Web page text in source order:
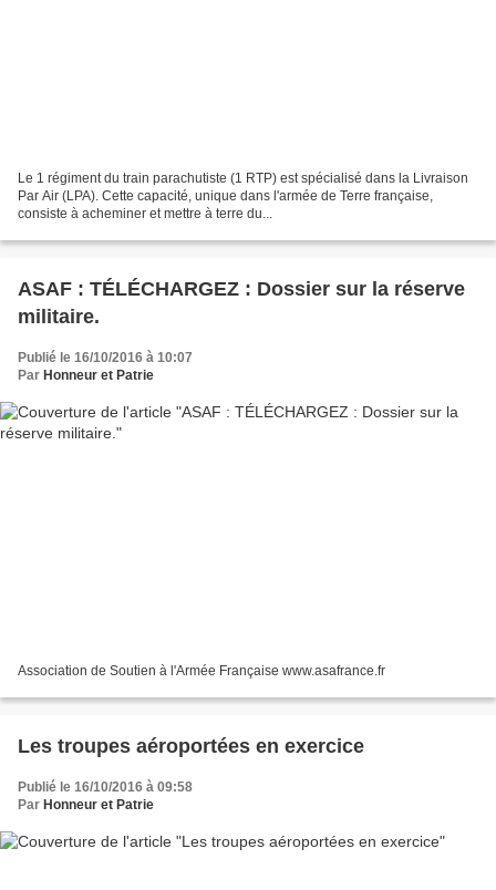
Le 1 régiment du train parachutiste (1 RTP) est spécialisé dans la Livraison
Par Air (LPA). Cette capacité, unique dans l'armée de Terre française,
consiste à acheminer et mettre à terre du...
ASAF : TÉLÉCHARGEZ : Dossier sur la réserve
militaire.
Publié le 16/10/2016 à 10:07
Par Honneur et Patrie
Association de Soutien à l'Armée Française www.asafrance.fr
Les troupes aéroportées en exercice
Publié le 16/10/2016 à 09:58
Par Honneur et Patrie